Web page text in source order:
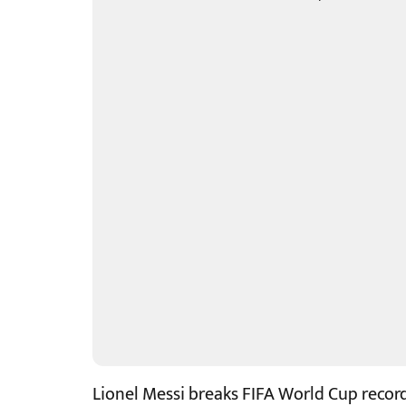
Lionel Messi breaks FIFA World Cup